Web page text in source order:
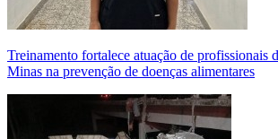
Treinamento fortalece atuação de profissionais
Minas na prevenção de doenças alimentares